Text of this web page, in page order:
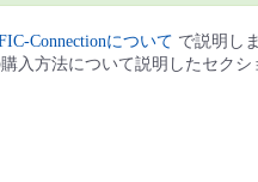
Connectionについて で説明し
入方法について説明したセクシ